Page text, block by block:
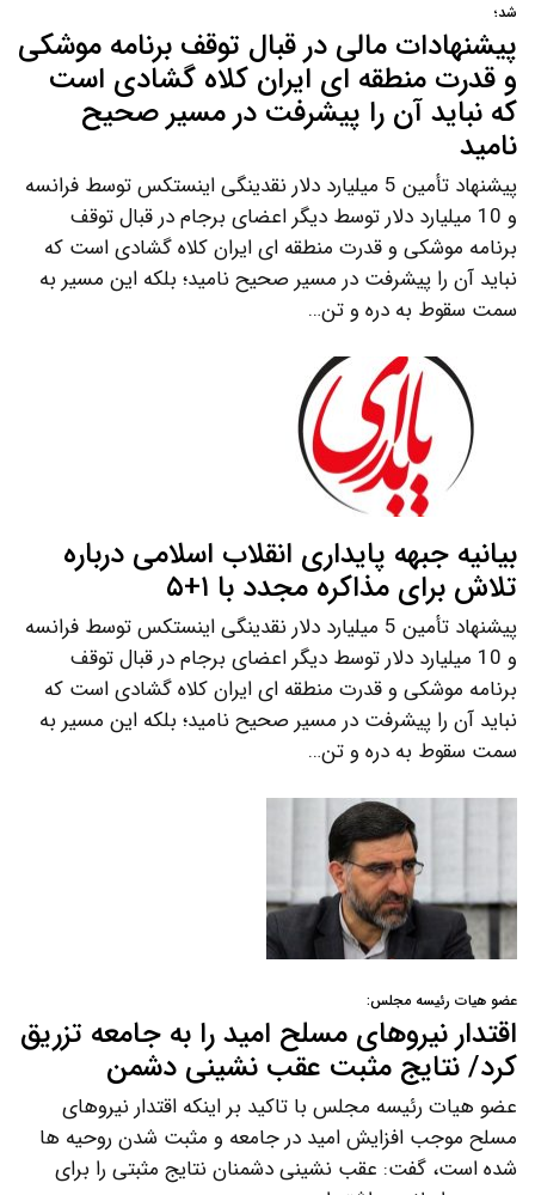
شد؛
پیشنهادات مالی در قبال توقف برنامه موشکی
و قدرت منطقه ای ایران کلاه گشادی است
که نباید آن را پیشرفت در مسیر صحیح
نامید
پیشنهاد تأمین 5 میلیارد دلار نقدینگی اینستکس توسط فرانسه
و 10 میلیارد دلار توسط دیگر اعضای برجام در قبال توقف
برنامه موشکی و قدرت منطقه ای ایران کلاه گشادی است که
نباید آن را پیشرفت در مسیر صحیح نامید؛ بلکه این مسیر به
سمت سقوط به دره و تن…
بیانیه جبهه پایداری انقلاب اسلامی درباره
تلاش برای مذاکره مجدد با ۱+۵
پیشنهاد تأمین 5 میلیارد دلار نقدینگی اینستکس توسط فرانسه
و 10 میلیارد دلار توسط دیگر اعضای برجام در قبال توقف
برنامه موشکی و قدرت منطقه ای ایران کلاه گشادی است که
نباید آن را پیشرفت در مسیر صحیح نامید؛ بلکه این مسیر به
سمت سقوط به دره و تن…
عضو هیات رئیسه مجلس:
اقتدار نیروهای مسلح امید را به جامعه تزریق
کرد/ نتایج مثبت عقب نشینی دشمن
عضو هیات رئیسه مجلس با تاکید بر اینکه اقتدار نیروهای
مسلح موجب افزایش امید در جامعه و مثبت شدن روحیه ها
شده است، گفت: عقب نشینی دشمنان نتایج مثبتی را برای